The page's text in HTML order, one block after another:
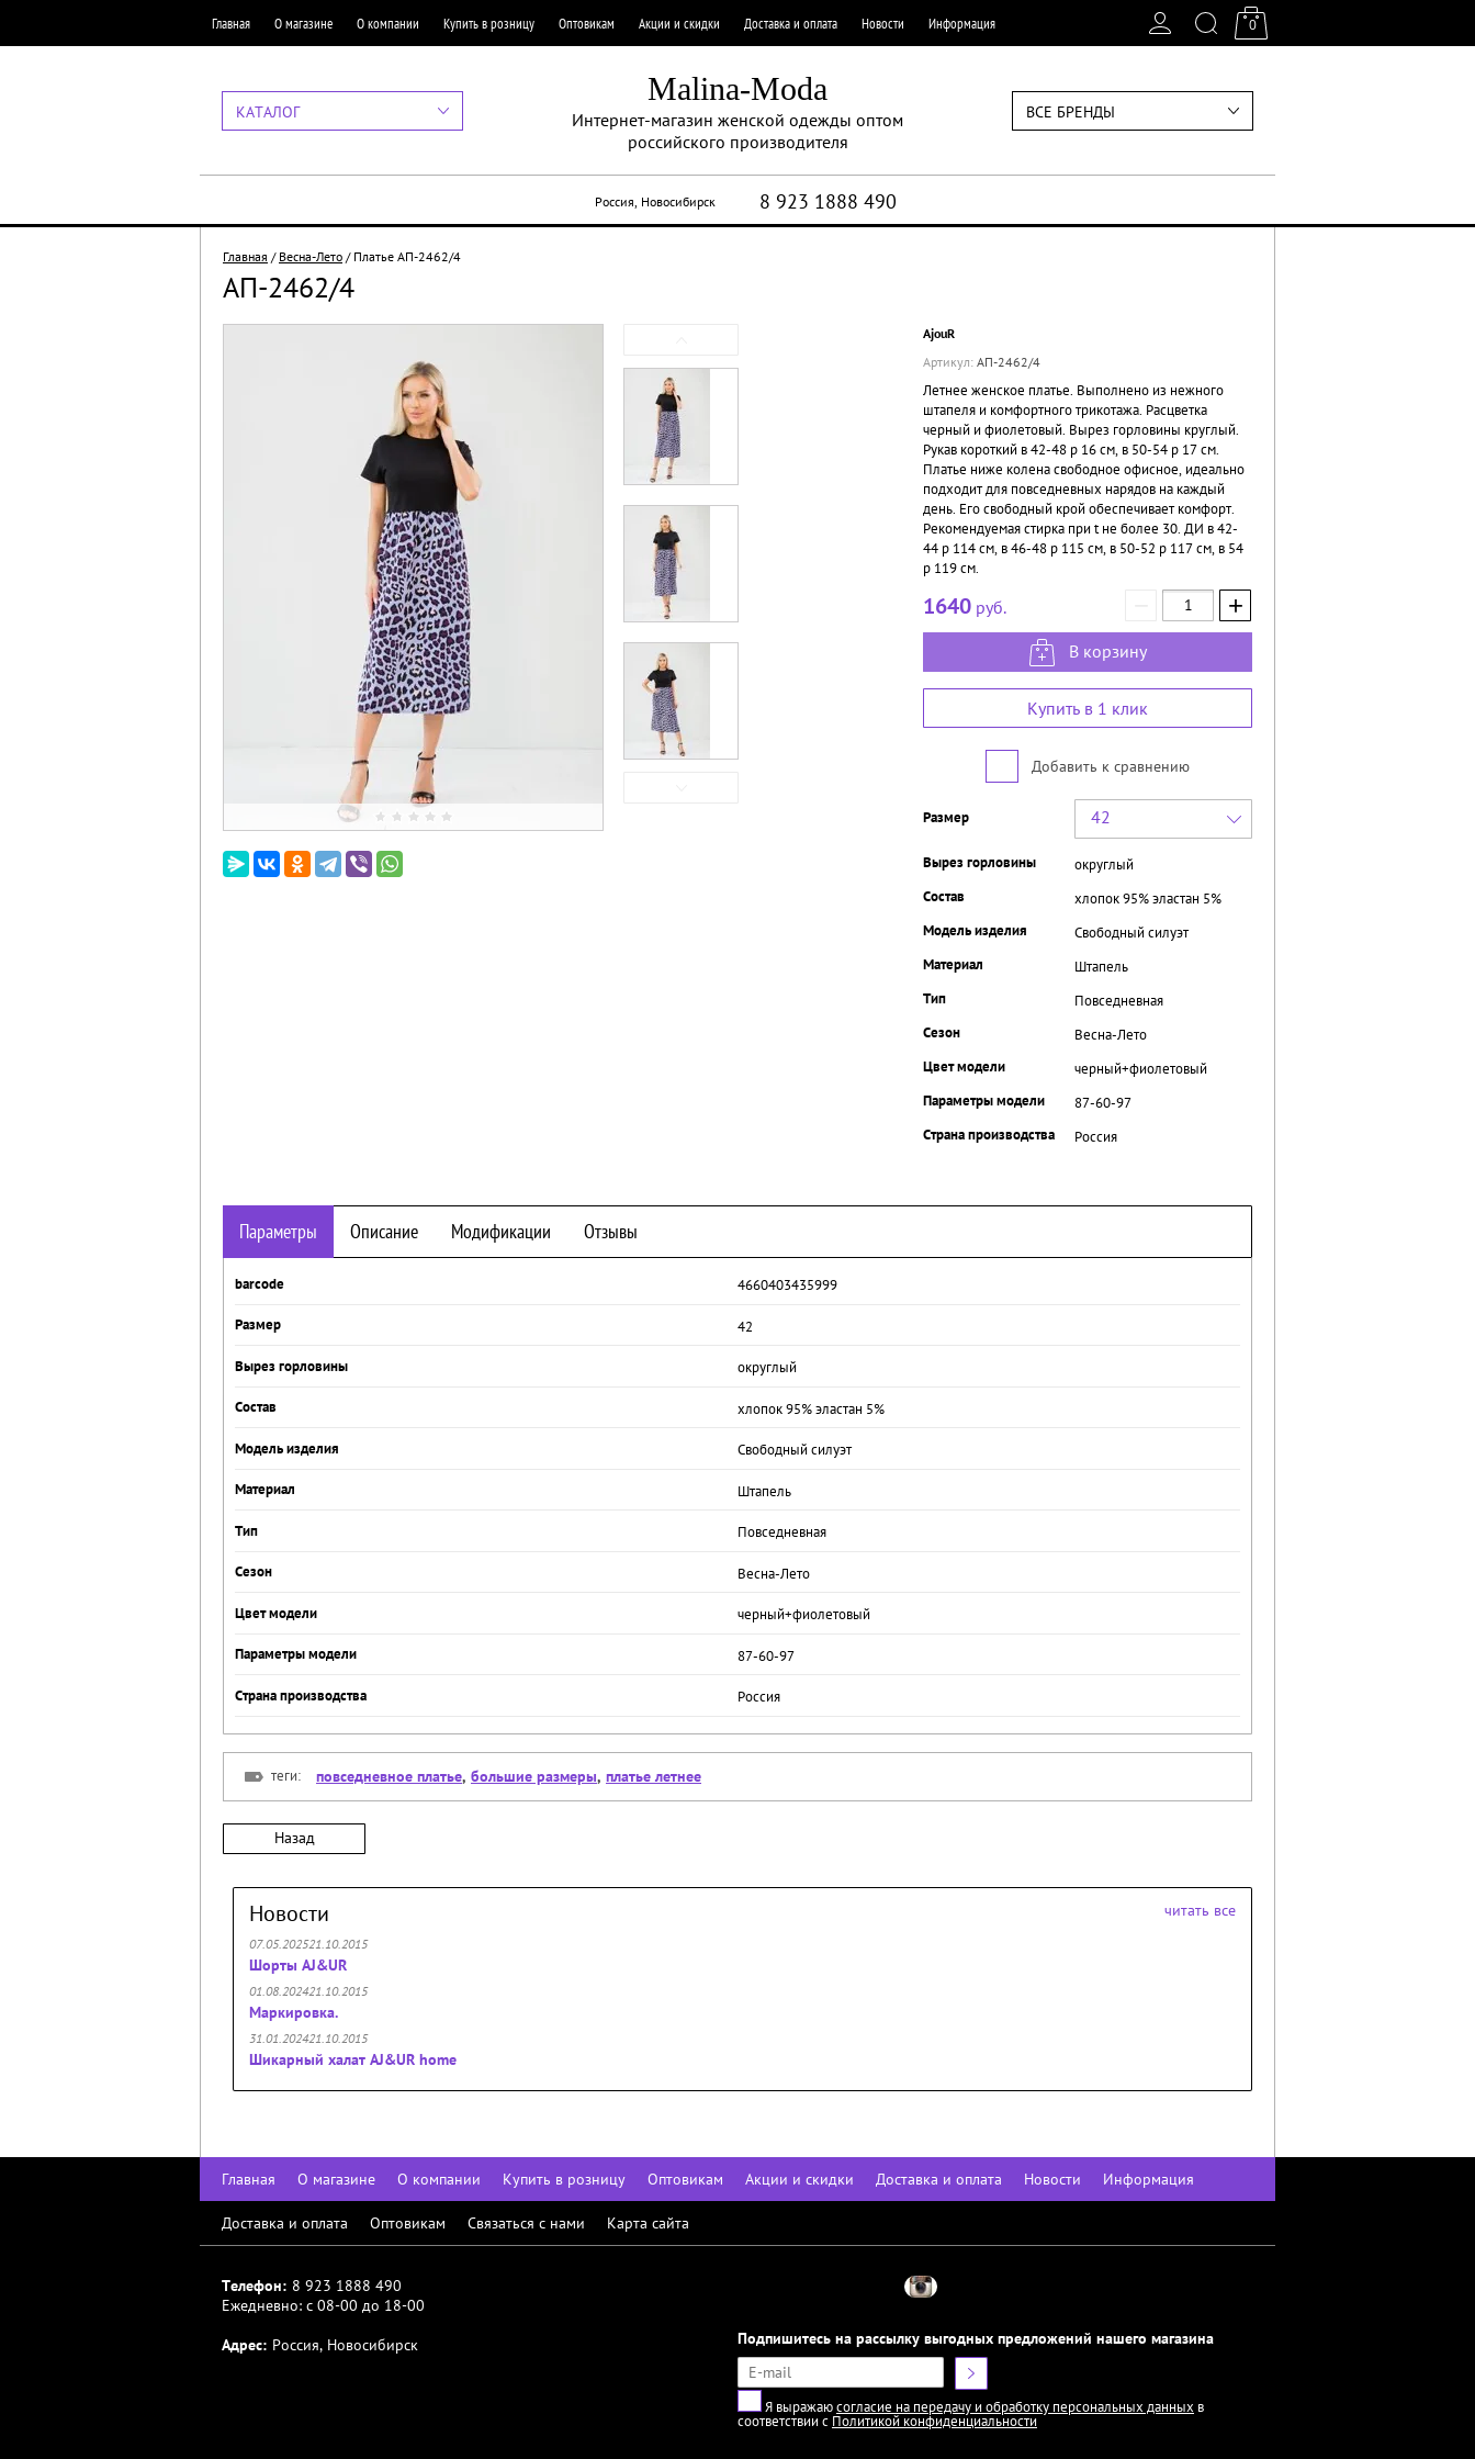
Главная О магазине О компании Купить в розницу Оптовикам Акции и скидки Доставка и оплата Новости Информация 0
КАТАЛОГ ВСЕ БРЕНДЫ
Malina-Moda
Интернет-магазин женской одежды оптом
российского производителя
Россия, Новосибирск 8 923 1888 490
Главная / Весна-Лето / Платье АП-2462/4
АП-2462/4
AjouR
Артикул: АП-2462/4
Летнее женское платье. Выполнено из нежного
штапеля и комфортного трикотажа. Расцветка
черный и фиолетовый. Вырез горловины круглый.
Рукав короткий в 42-48 р 16 см, в 50-54 р 17 см.
Платье ниже колена свободное офисное, идеально
подходит для повседневных нарядов на каждый
день. Его свободный крой обеспечивает комфорт.
Рекомендуемая стирка при t не более 30. ДИ в 42-
44 р 114 см, в 46-48 р 115 см, в 50-52 р 117 см, в 54
р 119 см.
1640 руб. +
В корзину
Купить в 1 клик
Добавить к сравнению
Размер 42
Вырез горловины
округлый
Состав
хлопок 95% эластан 5%
Модель изделия
Свободный силуэт
Материал
Штапель
Тип
Повседневная
Сезон
Весна-Лето
Цвет модели
черный+фиолетовый
Параметры модели
87-60-97
Страна производства
Россия
Параметры Описание Модификации Отзывы
barcode 4660403435999
Размер 42
Вырез горловины округлый
Состав хлопок 95% эластан 5%
Модель изделия Свободный силуэт
Материал Штапель
Тип Повседневная
Сезон Весна-Лето
Цвет модели черный+фиолетовый
Параметры модели 87-60-97
Страна производства Россия
теги: повседневное платье, большие размеры, платье летнее
Назад
Новости читать все
07.05.202521.10.2015
Шорты AJ&UR
01.08.202421.10.2015
Маркировка.
31.01.202421.10.2015
Шикарный халат AJ&UR home
Главная О магазине О компании Купить в розницу Оптовикам Акции и скидки Доставка и оплата Новости Информация
Доставка и оплата Оптовикам Связаться с нами Карта сайта
Телефон: 8 923 1888 490
Ежедневно: с 08-00 до 18-00
Адрес: Россия, Новосибирск Подпишитесь на рассылку выгодных предложений нашего магазина
Я выражаюсогласие на передачу и обработку персональных данных в
соответствии с Политикой конфиденциальности